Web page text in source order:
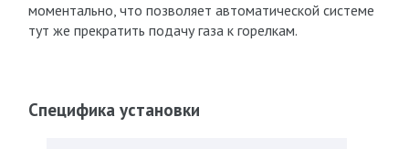
моментально, что позволяет автоматической системе
тут же прекратить подачу газа к горелкам.
Специфика установки